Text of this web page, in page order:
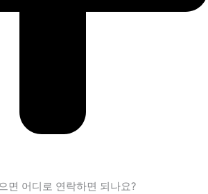
면 어디로 연락하면 되나요?